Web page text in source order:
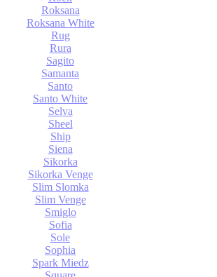
Roksana
Roksana White
Rug
Rura
Sagito
Samanta
Santo
Santo White
Selva
Sheel
Ship
Siena
Sikorka
Sikorka Venge
Slim Slomka
Slim Venge
Smiglo
Sofia
Sole
Sophia
Spark Miedz